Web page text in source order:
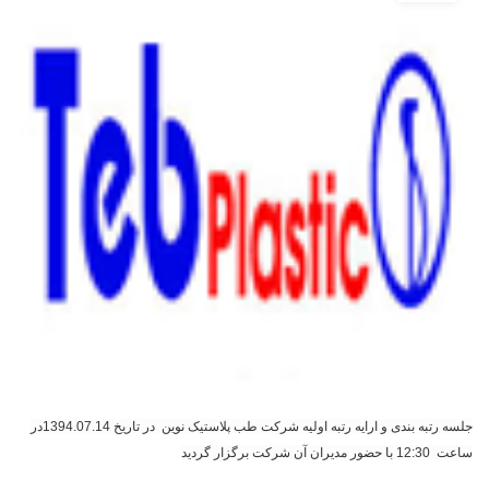
جلسه رتبه بندی و ارایه رتبه اولیه شرکت طب پلاستیک نوین در تاریخ 1394.07.14در
ساعت 12:30 با حضور مدیران آن شرکت برگزار گردید